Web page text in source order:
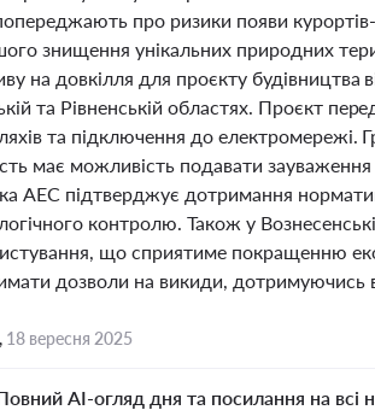
про ризики появи
знищення унікальних природних
на довкілля для проєкту будівництва
та Рівненській областях. Проєкт
та підключення до електромережі.
має можливість подавати
АЕС підтверджує дотримання
контролю. Також у
що сприятиме покращенню
дозволи на викиди, дотримуючись
18 вересня 2025
AI-огляд дня та посилання на всі